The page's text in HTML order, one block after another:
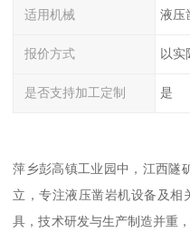
适用机械 液压
报价方式 以实
是否支持加工定制 是
萍乡彭高镇工业园中，江西隧
立，专注液压凿岩机设备及相
具，技术研发与生产制造并重